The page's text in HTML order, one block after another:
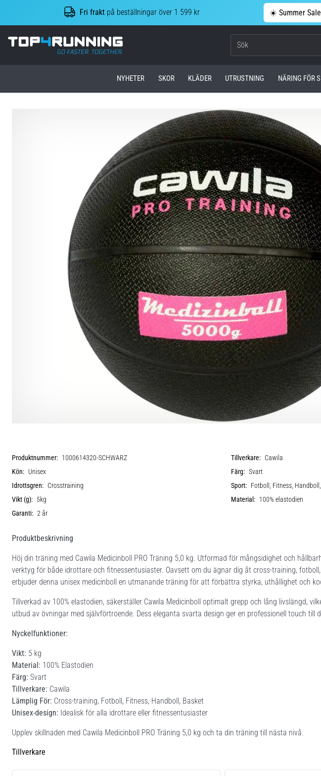
Fri frakt på beställningar över 1 599 kr ☀️ Summer
Top4Running.se
NYHETER SKOR KLÄDER UTRUSTNING NÄRING FÖR
Produktnummer: 1000614320-SCHWARZ Tillverkare: Cawila
Kön: Unisex Färg: Svart
Idrottsgren: Crosstraining Sport: Fotboll, Fitness,
Vikt (g): 5kg Material: 100% elastodien
Garanti: 2 år
Produktbeskrivning
Höj din träning med Cawila Medicinboll PRO Träning 5,0 kg. Utformad för mångsidighet och
verktyg för både idrottare och fitnessentusiaster. Oavsett om du ägnar dig åt cross-training,
erbjuder denna unisex medicinboll en utmanande träning för att förbättra styrka, uthållighet och
Tillverkad av 100% elastodien, säkerställer Cawila Medicinboll optimalt grepp och lång livslängd,
utbud av övningar med självförtroende. Dess eleganta svarta design ger en professionell touch till
Nyckelfunktioner:
Vikt: 5 kg
Material: 100% Elastodien
Färg: Svart
Tillverkare: Cawila
Lämplig För: Cross-training, Fotboll, Fitness, Handboll, Basket
Unisex-design: Idealisk för alla idrottare eller fitnessentusiaster
Upplev skillnaden med Cawila Medicinboll PRO Träning 5,0 kg och ta din träning till nästa nivå.
Tillverkare